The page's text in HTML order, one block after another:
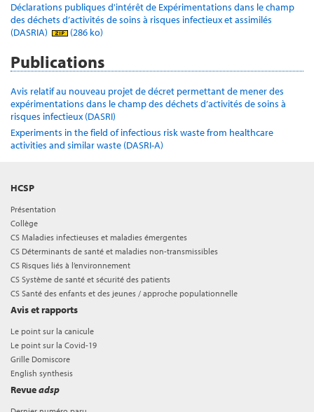
Déclarations publiques d'intérêt de Expérimentations dans le champ
des déchets d’activités de soins à risques infectieux et assimilés
(DASRIA)
(286 ko)
Publications
Avis relatif au nouveau projet de décret permettant de mener des
expérimentations dans le champ des déchets d’activités de soins à
risques infectieux (DASRI)
Experiments in the field of infectious risk waste from healthcare
activities and similar waste (DASRI-A)
HCSP
Présentation
Collège
CS Maladies infectieuses et maladies émergentes
CS Déterminants de santé et maladies non-transmissibles
CS Risques liés à l’environnement
CS Système de santé et sécurité des patients
CS Santé des enfants et des jeunes / approche populationnelle
Avis et rapports
Le point sur la canicule
Le point sur la Covid-19
Grille Domiscore
English synthesis
Revueadsp